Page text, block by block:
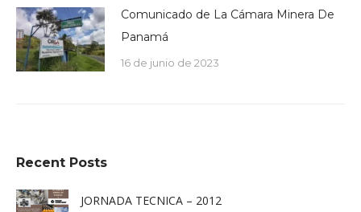
Comunicado de La Cámara Minera De
Panamá
16 de junio de 2023
Recent Posts
JORNADA TECNICA – 2012